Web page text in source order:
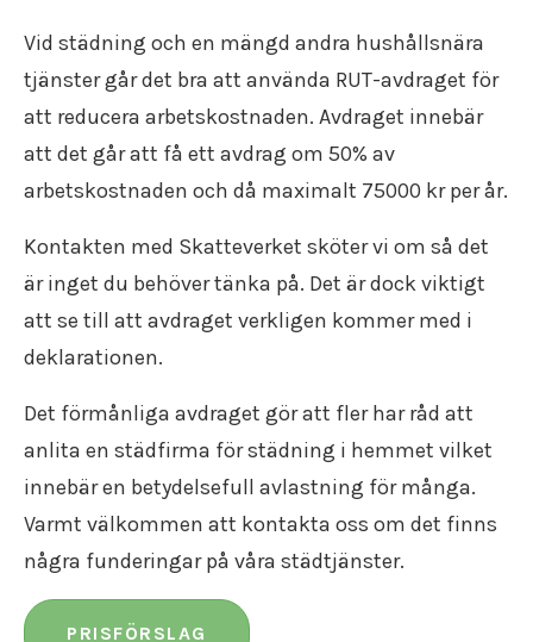
Vid städning och en mängd andra hushållsnära
tjänster går det bra att använda RUT-avdraget för
att reducera arbetskostnaden. Avdraget innebär
att det går att få ett avdrag om 50% av
arbetskostnaden och då maximalt 75000 kr per år.
Kontakten med Skatteverket sköter vi om så det
är inget du behöver tänka på. Det är dock viktigt
att se till att avdraget verkligen kommer med i
deklarationen.
Det förmånliga avdraget gör att fler har råd att
anlita en städfirma för städning i hemmet vilket
innebär en betydelsefull avlastning för många.
Varmt välkommen att kontakta oss om det finns
några funderingar på våra städtjänster.
PRISFÖRSLAG